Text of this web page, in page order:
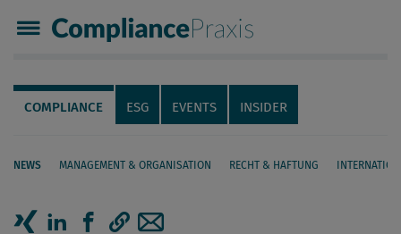
Compliance Praxis
Servicenavigation
Navigation
COMPLIANCE ESG EVENTS INSIDER
NEWS MANAGEMENT & ORGANISATION RECHT & HAFTUNG
Seiteninhalt